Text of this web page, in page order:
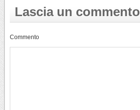
Lascia un commento
Commento